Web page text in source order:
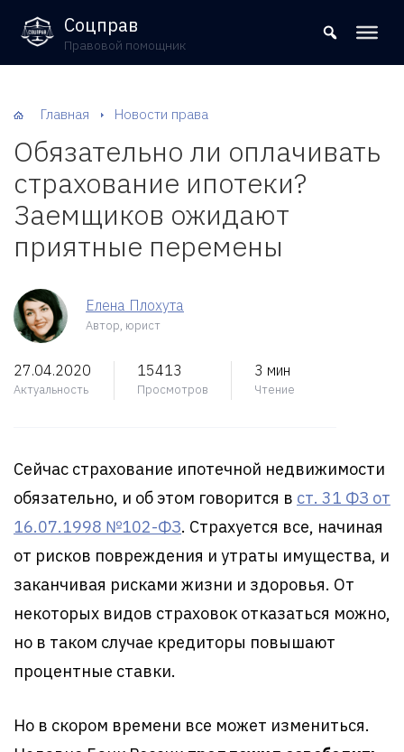
8 (800) 302-09-37
Соцправ
Правовой помощник
Главная Новости права
Обязательно ли оплачивать
страхование ипотеки?
Заемщиков ожидают
приятные перемены
Елена Плохута
Автор, юрист
27.04.2020
Актуальность
15413
Просмотров
3 мин
Чтение
Сейчас страхование ипотечной недвижимости
обязательно, и об этом говорится в ст. 31 ФЗ от
16.07.1998 №102-ФЗ. Страхуется все, начиная
от рисков повреждения и утраты имущества, и
заканчивая рисками жизни и здоровья. От
некоторых видов страховок отказаться можно,
но в таком случае кредиторы повышают
процентные ставки.
Но в скором времени все может измениться.